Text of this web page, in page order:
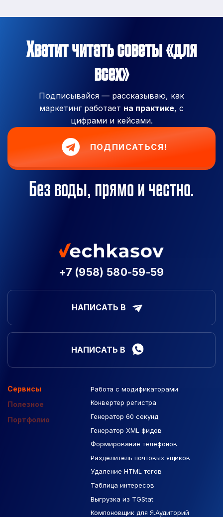
Хватит читать советы «для
всех»
Подписывайся — рассказываю, как
маркетинг работает на практике, с
цифрами и кейсами.
ПОДПИСАТЬСЯ!
Без воды, прямо и честно.
+7 (958) 580-59-59
НАПИСАТЬ В
НАПИСАТЬ В
Сервисы
Полезное
Портфолио
Работа с модификаторами
Конвертер регистра
Генератор 60 секунд
Генератор XML фидов
Формирование телефонов
Разделитель почтовых ящиков
Удаление HTML тегов
Таблица интересов
Выгрузка из TGStat
Компоновщик для Я.Аудиторий
Подборка сайтов
Макеты Figma
База Яндекс Карты
РСЯ площадки
Созданные сайты
Контекстная реклама